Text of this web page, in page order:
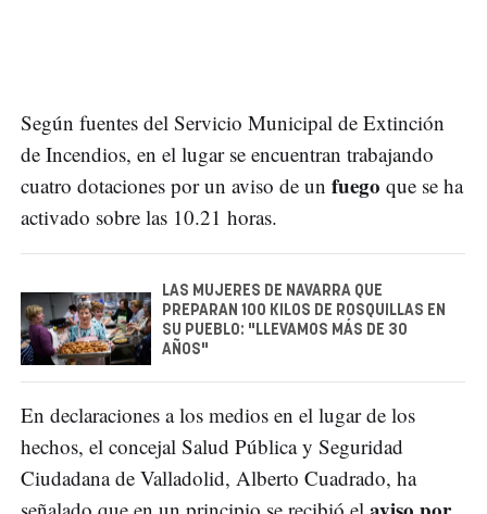
Según fuentes del Servicio Municipal de Extinción
de Incendios, en el lugar se encuentran trabajando
cuatro dotaciones por un aviso de un fuego que se ha
activado sobre las 10.21 horas.
LAS MUJERES DE NAVARRA QUE
PREPARAN 100 KILOS DE ROSQUILLAS EN
SU PUEBLO: "LLEVAMOS MÁS DE 30
AÑOS"
En declaraciones a los medios en el lugar de los
hechos, el concejal Salud Pública y Seguridad
Ciudadana de Valladolid, Alberto Cuadrado, ha